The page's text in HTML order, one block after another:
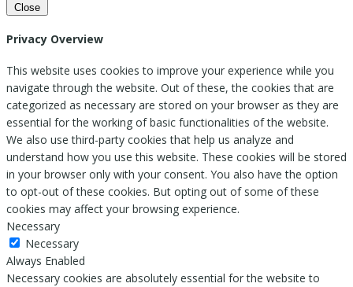
Close
Privacy Overview
This website uses cookies to improve your experience while you
navigate through the website. Out of these, the cookies that are
categorized as necessary are stored on your browser as they are
essential for the working of basic functionalities of the website.
We also use third-party cookies that help us analyze and
understand how you use this website. These cookies will be stored
in your browser only with your consent. You also have the option
to opt-out of these cookies. But opting out of some of these
cookies may affect your browsing experience.
Necessary
Necessary
Always Enabled
Necessary cookies are absolutely essential for the website to